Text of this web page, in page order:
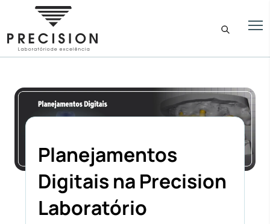
Planejamentos
Digitais na Precision
Laboratório